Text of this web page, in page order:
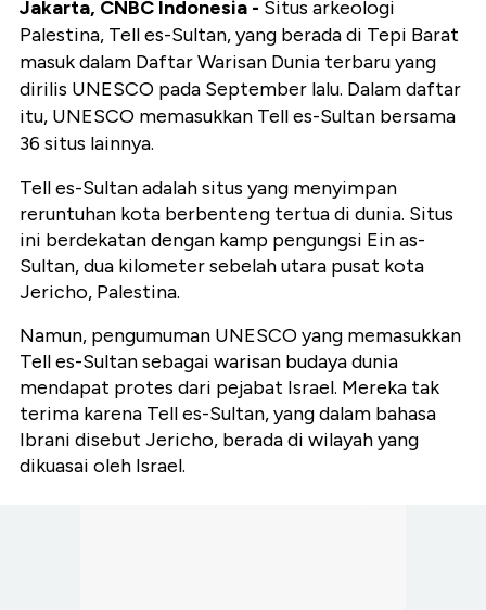
Jakarta, CNBC Indonesia - Situs arkeologi
Palestina, Tell es-Sultan, yang berada di Tepi Barat
masuk dalam Daftar Warisan Dunia terbaru yang
dirilis UNESCO pada September lalu. Dalam daftar
itu, UNESCO memasukkan Tell es-Sultan bersama
36 situs lainnya.
Tell es-Sultan adalah situs yang menyimpan
reruntuhan kota berbenteng tertua di dunia. Situs
ini berdekatan dengan kamp pengungsi Ein as-
Sultan, dua kilometer sebelah utara pusat kota
Jericho, Palestina.
Namun, pengumuman UNESCO yang memasukkan
Tell es-Sultan sebagai warisan budaya dunia
mendapat protes dari pejabat Israel. Mereka tak
terima karena Tell es-Sultan, yang dalam bahasa
Ibrani disebut Jericho, berada di wilayah yang
dikuasai oleh Israel.